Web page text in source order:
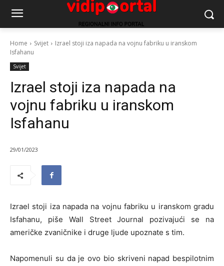
Home Svijet
Izrael stoji iza napada na vojnu fabriku u iranskom
Isfahanu
Svijet
Izrael stoji iza napada na
vojnu fabriku u iranskom
Isfahanu
29/01/2023
Izrael stoji iza napada na vojnu fabriku u iranskom gradu
Isfahanu, piše Wall Street Journal pozivajući se na
američke zvaničnike i druge ljude upoznate s tim.
Napomenuli su da je ovo bio skriveni napad bespilotnim